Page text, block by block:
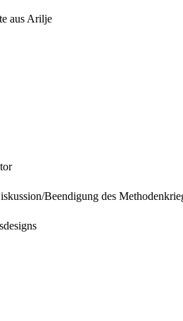
aus Arilje
Beendigung des